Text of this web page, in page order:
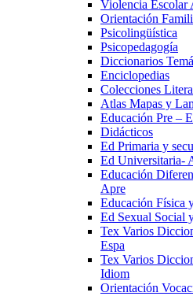
Violencia Escolar
Orientación
Psicolingüística
Psicopedagogía
Diccionarios
Enciclopedias
Colecciones
Atlas Mapas y
Educación Pre –
Didácticos
Ed Primaria y
Ed Universitaria-
Educación
Apre
Educación Física
Ed Sexual Social
Tex Varios
Espa
Tex Varios
Idiom
Orientación